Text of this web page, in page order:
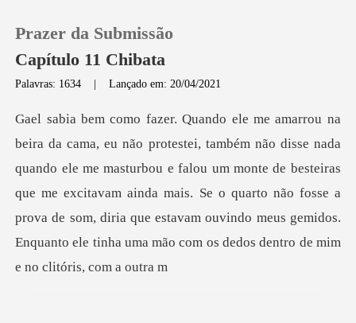
0
Loja
Prazer da Submissão
Capítulo 11 Chibata
Palavras: 1634 |Lançado em: 20/04/2021
e me masturbou e falou um monte de besteiras
que me excitavam ainda mais. Se o quarto não fosse a
prova de som, diri